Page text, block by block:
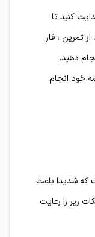
کنید تا
تمرین ، فاز
دهید.
خود انجام
که شدیدا باعث
زیر را رعایت